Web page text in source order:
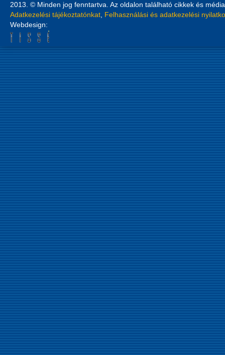
2013. © Minden jog fenntartva. Az oldalon található cikkek és
Adatkezelési tájékoztatónkat Felhasználási és adatkezelési
Webdesign: